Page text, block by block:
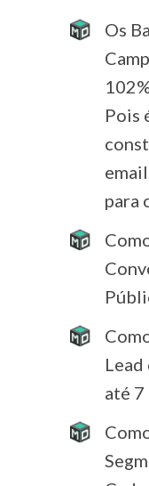
Os
Pois
para
até 7